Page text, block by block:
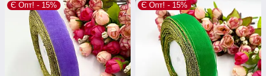
Є Опт! - 15% Є Опт! - 15%